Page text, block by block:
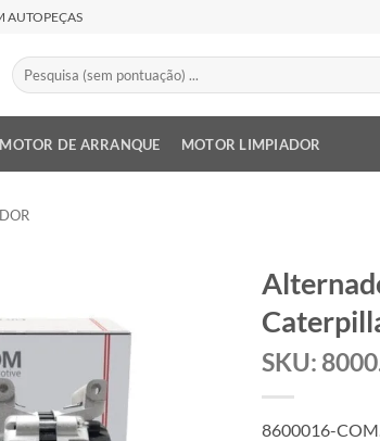
AUTOPEÇAS
Buscar
por:
MOTOR DE ARRANQUE MOTOR LIMPIADOR
SKU:
8600016-